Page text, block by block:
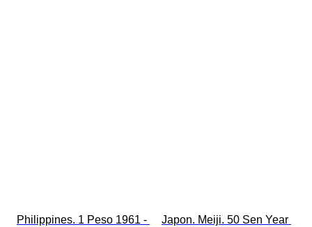
Philippines. 1 Peso 1961 -
Japon. Meiji. 50 Sen Year